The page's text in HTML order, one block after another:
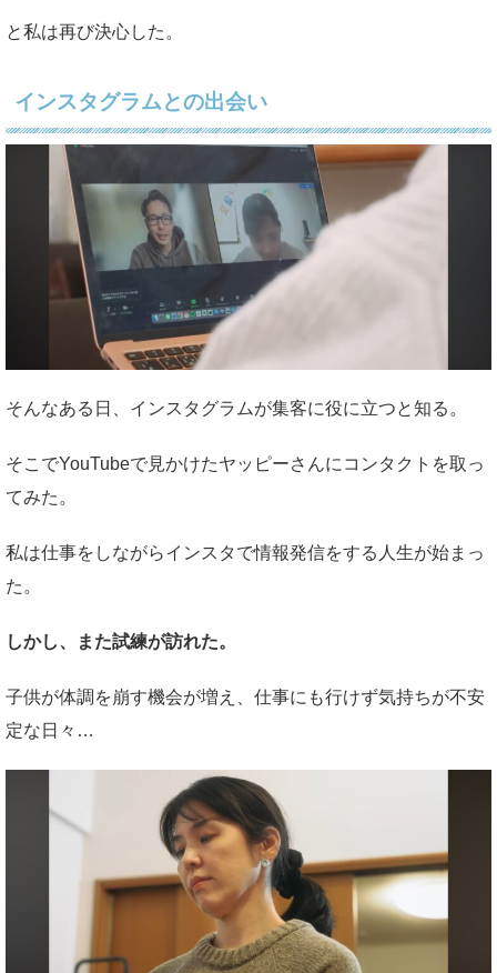
と私は再び決心した。
インスタグラムとの出会い
そんなある日、インスタグラムが集客に役に立つと知る。
そこでYouTubeで見かけたヤッピーさんにコンタクトを取っ
てみた。
私は仕事をしながらインスタで情報発信をする人生が始まっ
た。
しかし、また試練が訪れた。
子供が体調を崩す機会が増え、仕事にも行けず気持ちが不安
定な日々…